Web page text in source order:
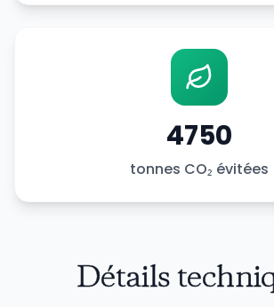
4750
tonnes CO₂ évitées
Détails